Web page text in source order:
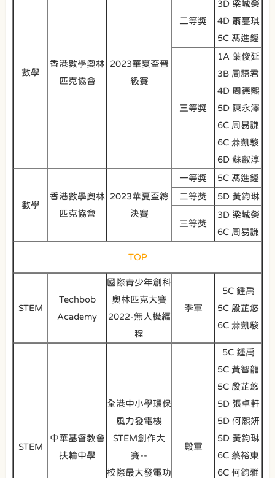
數學
香港數學奧林
匹克協會
2023華夏盃晉
級賽
二等獎
3D 梁城榮
4D 蕭蔓琪
5C 馮進鏗
三等獎
1A 葉俊延
3B 周語君
4D 周德熙
5D 陳永澤
6C 周易謙
6C 蕭凱駿
6D 蘇叡淳
數學
香港數學奧林
匹克協會
2023華夏盃總
決賽
一等獎
5C 馮進鏗
二等獎
5D 黃鈞琳
三等獎
3D 梁城榮
6C 周易謙
TOP
STEM
Techbob
Academy
國際青少年創科
奧林匹克大賽
2022-無人機編
程
季軍
5C 鍾禹
5C 殷芷悠
6C 蕭凱駿
STEM
中華基督教會
扶輪中學
全港中小學環保
風力發電機
STEM創作大
賽--
校際最大發電功
殿軍
5C 鍾禹
5C 黃智龍
5C 殷芷悠
5D 張卓軒
5D 何熙妍
5D 黃鈞琳
6C 蔡裕東
6C 何鈞雅